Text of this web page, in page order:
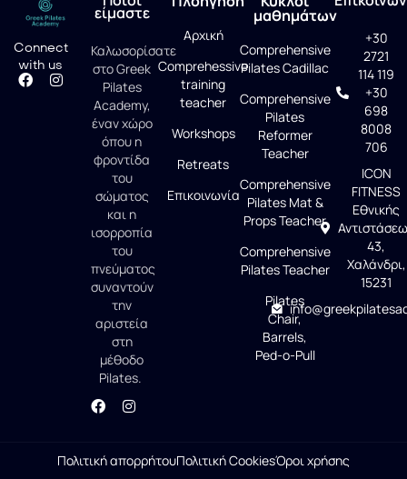
Connect
with us
είμαστε
Καλωσορίσατε
στο Greek
Pilates
Academy,
έναν χώρο
όπου η
φροντίδα
του
σώματος
και η
ισορροπία
του
πνεύματος
συναντούν
την
αριστεία
στη
μέθοδο
Pilates.
Αρχική
Comprehessive
training
teacher
Workshops
Retreats
Επικοινωνία
μαθημάτων
Comprehensive
Pilates Cadillac
Comprehensive
Pilates
Reformer
Teacher
Comprehensive
Pilates Mat &
Props Teacher
Comprehensive
Pilates Teacher
Pilates
Chair,
Barrels,
Ped-o-Pull
+30
2721
114 119
+30
698
8008
706
ICON
FITNESS
Εθνικής
43,
Χαλάνδρι,
15231
Πολιτική απορρήτουΠολιτική CookiesΌροι χρήσης